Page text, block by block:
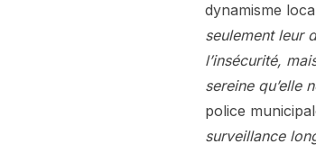
dynamisme
seulement leur
l’insécurité,
sereine qu’elle
police
surveillance